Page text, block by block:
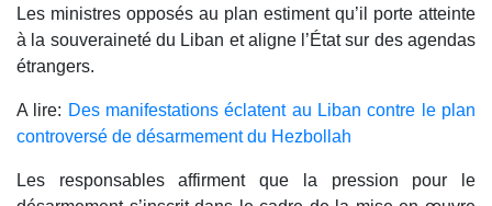
Les ministres opposés au plan estiment qu’il porte atteinte
à la souveraineté du Liban et aligne l’État sur des agendas
étrangers.
A lire: Des manifestations éclatent au Liban contre le plan
controversé de désarmement du Hezbollah
Les responsables affirment que la pression pour le